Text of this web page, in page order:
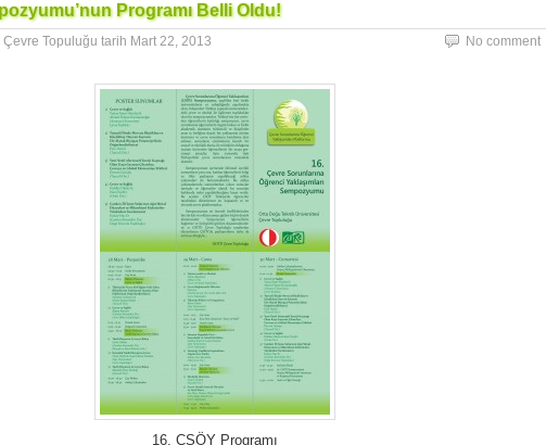
Programı Belli Oldu!
Topuluğu tarih Mart 22, 2013 No comment
16. ÇSÖY Programı